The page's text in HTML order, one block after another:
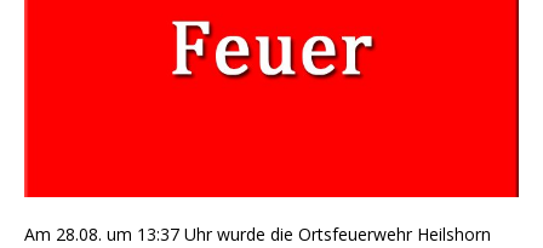
Am 28.08. um 13:37 Uhr wurde die Ortsfeuerwehr Heilshorn